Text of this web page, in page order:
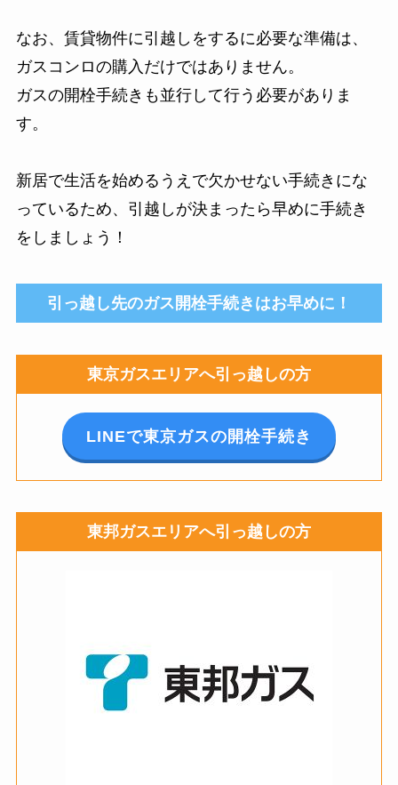
なお、賃貸物件に引越しをするに必要な準備は、
ガスコンロの購入だけではありません。
ガスの開栓手続きも並行して行う必要がありま
す。
新居で生活を始めるうえで欠かせない手続きにな
っているため、引越しが決まったら早めに手続き
をしましょう！
引っ越し先のガス開栓手続きはお早めに！
東京ガスエリアへ引っ越しの方
LINEで東京ガスの開栓手続き
東邦ガスエリアへ引っ越しの方